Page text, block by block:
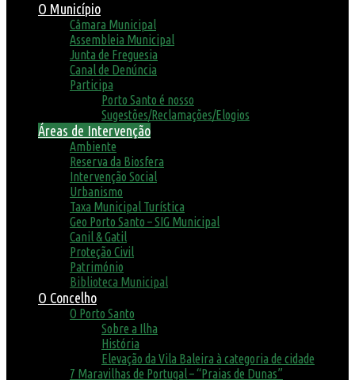
O Município
Câmara Municipal
Assembleia Municipal
Junta de Freguesia
Canal de Denúncia
Participa
Porto Santo é nosso
Sugestões/Reclamações/Elogios
Áreas de Intervenção
Ambiente
Reserva da Biosfera
Intervenção Social
Urbanismo
Taxa Municipal Turística
Geo Porto Santo – SIG Municipal
Canil & Gatil
Proteção Civil
Património
Biblioteca Municipal
O Concelho
O Porto Santo
Sobre a Ilha
História
Elevação da Vila Baleira à categoria de cidade
7 Maravilhas de Portugal – “Praias de Dunas”